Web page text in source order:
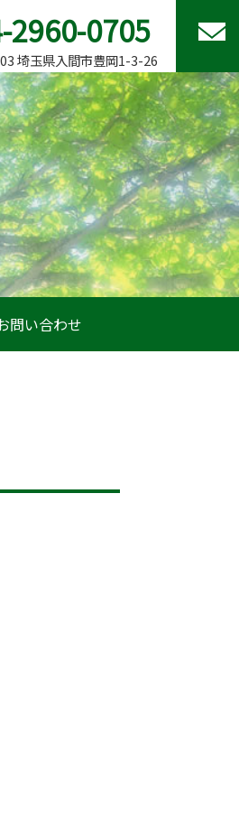
2960-0705
埼玉県入間市豊岡1-3-26
問い合わせ